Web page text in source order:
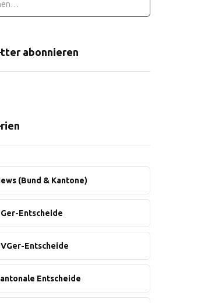
abonnieren
(Bund & Kantone)
Entscheide
Entscheide
Entscheide